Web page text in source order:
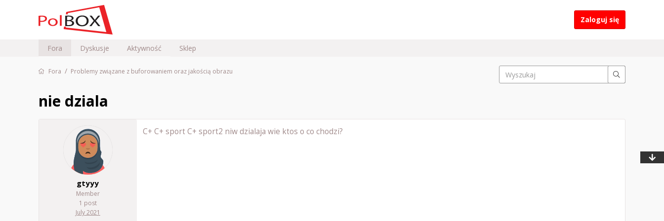
Zaloguj się
Fora Dyskusje Aktywność Sklep
Fora / Problemy związane z buforowaniem oraz jakością obrazu
nie dziala
gtyyy
Member
1 post
July 2021
C+ C+ sport C+ sport2 niw dzialaja wie ktos o co chodzi?